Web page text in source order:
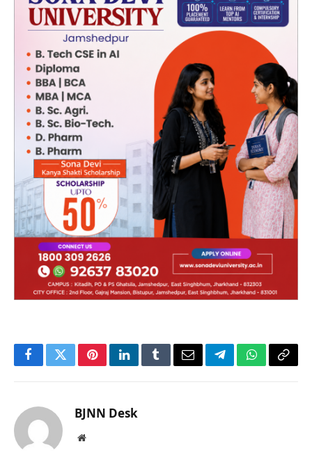
FacebookTwitterPinterestLinkedInTumblrEmailTelegramWhatsApp
Copy
BJNN Desk
Website